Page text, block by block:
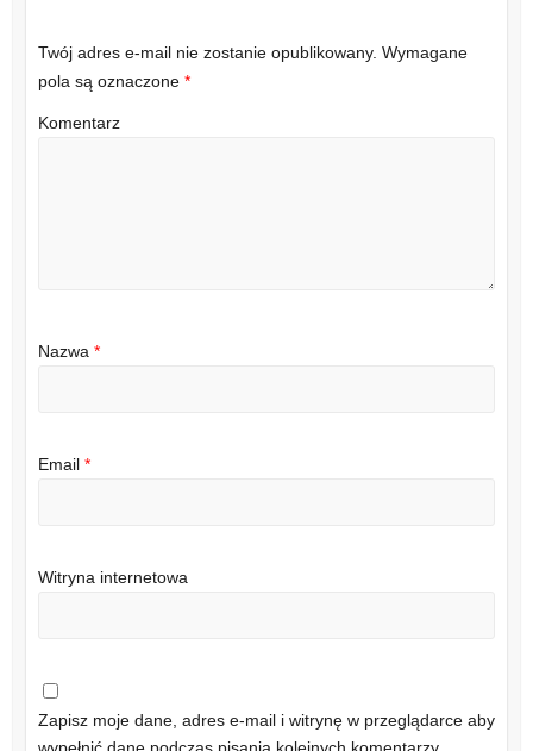
Twój adres e-mail nie zostanie opublikowany. Wymagane
pola są oznaczone *
Komentarz
Nazwa *
Email *
Witryna internetowa
Zapisz moje dane, adres e-mail i witrynę w przeglądarce aby
wypełnić dane podczas pisania kolejnych komentarzy.